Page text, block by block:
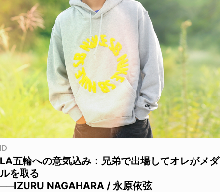
ID
LA五輪への意気込み：兄弟で出場してオレがメダ
ルを取る
──IZURU NAGAHARA / 永原依弦